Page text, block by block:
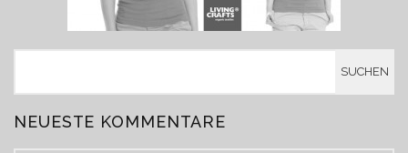
NEUESTE KOMMENTARE